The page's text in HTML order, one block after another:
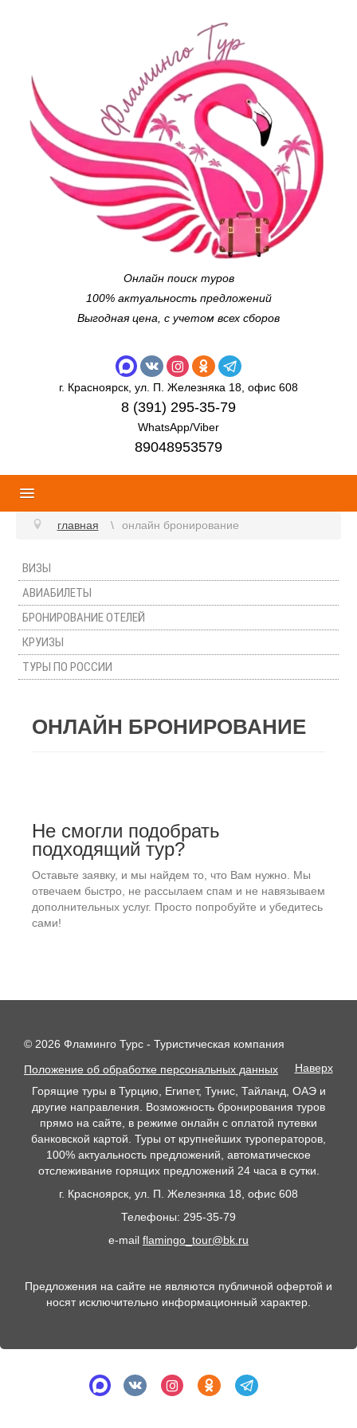
Онлайн поиск туров
100% актуальность предложений
Выгодная цена, с учетом всех сборов
г. Красноярск, ул. П. Железняка 18, офис 608
8 (391) 295-35-79
WhatsApp/Viber
89048953579
главная онлайн бронирование
ВИЗЫ
АВИАБИЛЕТЫ
БРОНИРОВАНИЕ ОТЕЛЕЙ
КРУИЗЫ
ТУРЫ ПО РОССИИ
ОНЛАЙН БРОНИРОВАНИЕ
Не смогли подобрать
подходящий тур?
Оставьте заявку, и мы найдем то, что Вам нужно. Мы
отвечаем быстро, не рассылаем спам и не навязываем
дополнительных услуг. Просто попробуйте и убедитесь
сами!
© 2026 Фламинго Турс - Туристическая компания
Положение об обработке персональных данных
Наверх
Горящие туры в Турцию, Египет, Тунис, Тайланд, ОАЭ и
другие направления. Возможность бронирования туров
прямо на сайте, в режиме онлайн с оплатой путевки
банковской картой. Туры от крупнейших туроператоров,
100% актуальность предложений, автоматическое
отслеживание горящих предложений 24 часа в сутки.
г. Красноярск, ул. П. Железняка 18, офис 608
Телефоны: 295-35-79
e-mail flamingo_tour@bk.ru
Предложения на сайте не являются публичной офертой и
носят исключительно информационный характер.